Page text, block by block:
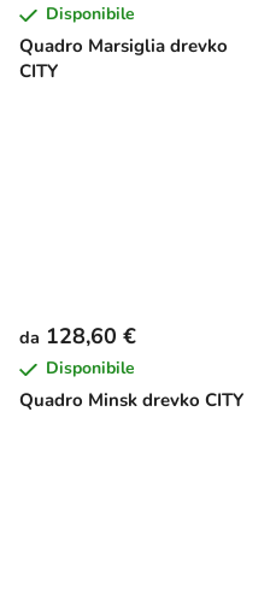
Quadro Marsiglia drevko
CITY
Disponibile
Quadro Minsk drevko CITY
da 128,60 €
Disponibile